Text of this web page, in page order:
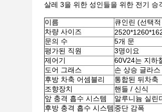
살레 3을 위한 성인들을 위한 전기
이름 큐인린 (선택
차량 사이즈
문의 수
5개 문
평가된 직원
3명이요
제어기
60V24는 지하
도어 그래스
손 상승 글라스
후방 차축 어셈블리
통합된 뒤차축
조향장치
핸들 / 신식
앞 충격 흡수 시스템
알루니늄 실린
후방 충격 흡수 시스템 중단 감폭